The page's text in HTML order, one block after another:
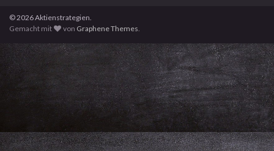
© 2026 Aktienstrategien.
Gemacht mit
von Graphene Themes.